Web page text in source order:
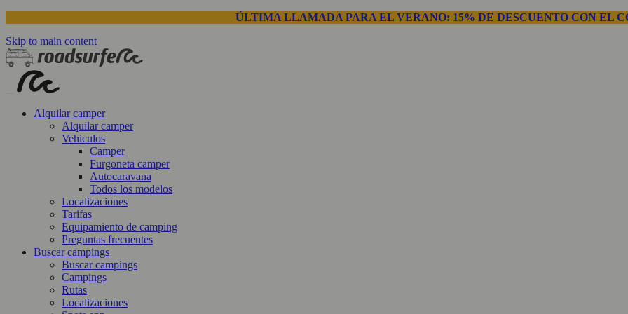
ÚLTIMA LLAMADA PARA EL VERANO: 15% DE DESCUENTO CON EL
Skip to main content
Alquilar camper
Alquilar camper
Vehiculos
Camper
Furgoneta camper
Autocaravana
Todos los modelos
Localizaciones
Tarifas
Equipamiento de camping
Preguntas frecuentes
Buscar campings
Buscar campings
Campings
Rutas
Localizaciones